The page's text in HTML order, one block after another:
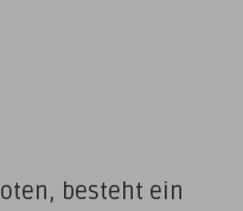
besteht ein